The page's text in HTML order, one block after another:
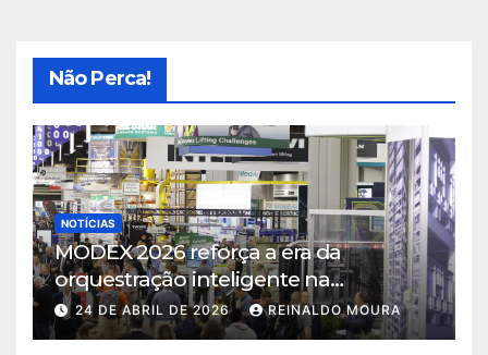
Não Perca!
NOTÍCIAS
MODEX 2026 reforça a era da
orquestração inteligente na
intralogística
24 DE ABRIL DE 2026 REINALDO MOURA